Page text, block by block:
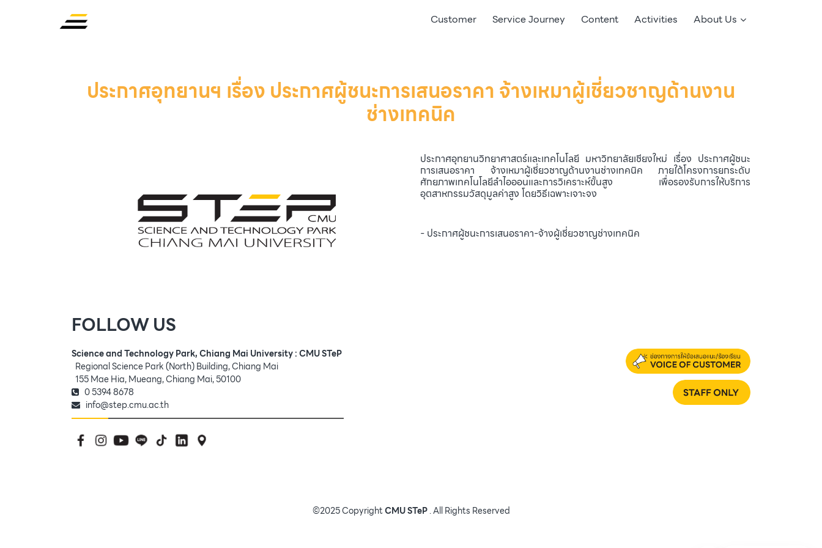
Customer Service Journey Content Activities About Us
ประกาศอุทยานฯ เรื่อง ประกาศผู้ชนะการเสนอราคา จ้างเหมาผู้เชี่ยวชาญด้านงาน
ช่างเทคนิค
ประกาศอุทยานวิทยาศาสตร์และเทคโนโลยี มหาวิทยาลัยเชียงใหม่ เรื่อง ประกาศผู้ชนะ
การเสนอราคา จ้างเหมาผู้เชี่ยวชาญด้านงานช่างเทคนิค ภายใต้โครงการยกระดับ
ศักยภาพเทคโนโลยีลำไอออนและการวิเคราะห์ขั้นสูง เพื่อรองรับการให้บริการ
อุตสาหกรรมวัสดุมูลค่าสูง โดยวิธีเฉพาะเจาะจง
- ประกาศผู้ชนะการเสนอราคา-จ้างผู้เชี่ยวชาญช่างเทคนิค
FOLLOW US
Science and Technology Park, Chiang Mai University : CMU STeP
Regional Science Park (North) Building, Chiang Mai
155 Mae Hia, Mueang, Chiang Mai, 50100
0 5394 8678
info@step.cmu.ac.th
©2025 CopyrightCMU STeP. All Rights Reserved